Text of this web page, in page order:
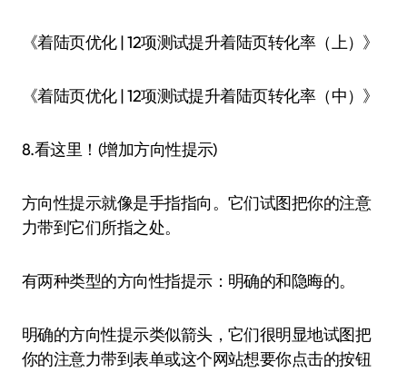
《着陆页优化 | 12项测试提升着陆页转化率（上）》
《着陆页优化 | 12项测试提升着陆页转化率（中）》
8.看这里！(增加方向性提示)
方向性提示就像是手指指向。它们试图把你的注意
力带到它们所指之处。
有两种类型的方向性指提示：明确的和隐晦的。
明确的方向性提示类似箭头，它们很明显地试图把
你的注意力带到表单或这个网站想要你点击的按钮